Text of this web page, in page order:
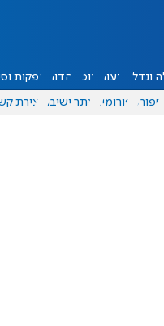
ונדל"ן דעות אוכל יהדות הפקות
ספורט פורומים אתר ישיבה יצירת